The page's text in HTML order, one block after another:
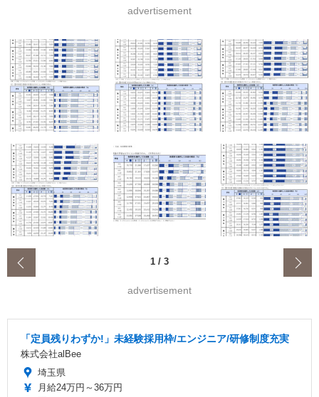
advertisement
1 / 3
advertisement
「定員残りわずか!」未経験採用枠/エンジニア/研修制度充実
株式会社alBee
埼玉県
月給24万円～36万円